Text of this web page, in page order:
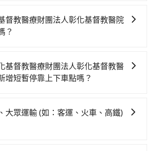
最重要的是你當天就要來回，那在台中
iRent應該是你最便宜選擇。註冊完
的花費預估為$450~850（金額差異來
差異、抵達目的地後多久原路返
只提供最基本的車型，如Toyota
Vios這類乘坐體驗較差的車款，如果人
督教醫療財團法人彰化基督教醫院
？
、Line Taxi、Yoxi等，如果在路邊攔不
電話至附近的計程車隊，如天誠衛星
如果要考慮到回程，彰化縣僅有合法
，數量約為台中市的20%、密度僅雙北
基督教醫療財團法人彰化基督教醫
增短暫停靠上下車點嗎？
療財團法人彰化基督教醫院的途中可備
位置，前後額外里程數5公里內加收
大眾運輸 (如：客運、火車、高鐵)